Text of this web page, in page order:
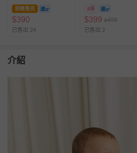
即將售完
$390
已售出 24
園矽膠立體圍兜-大
8折
$399 $499
已售出 2
介紹